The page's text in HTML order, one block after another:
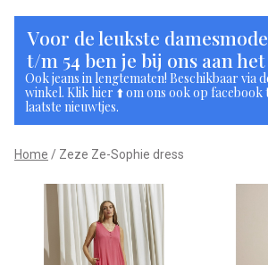
Zeze
Ze-
Sophie
dress
-
Klean
Voor de leukste
t/m 54 ben je bij ons aan
Ook jeans in lengtematen! Beschikbaar via
winkel. Klik hier ⬆️ om ons ook op facebook
laatste nieuwtjes.
Home Zeze Ze-Sophie dress